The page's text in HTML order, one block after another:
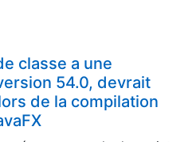
classe a une
54.0, devrait
de la compilation